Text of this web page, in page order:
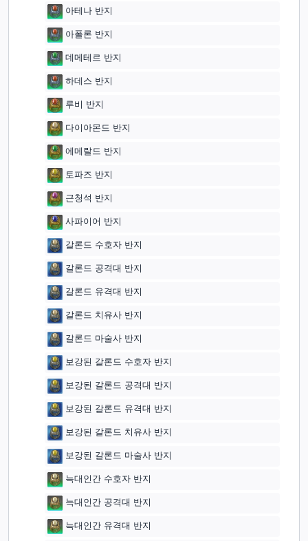
아테나 반지
아폴론 반지
데메테르 반지
하데스 반지
루비 반지
다이아몬드 반지
에메랄드 반지
토파즈 반지
근청석 반지
사파이어 반지
갈론드 수호자 반지
갈론드 공격대 반지
갈론드 유격대 반지
갈론드 치유사 반지
갈론드 마술사 반지
보강된 갈론드 수호자 반지
보강된 갈론드 공격대 반지
보강된 갈론드 유격대 반지
보강된 갈론드 치유사 반지
보강된 갈론드 마술사 반지
늑대인간 수호자 반지
늑대인간 공격대 반지
늑대인간 유격대 반지